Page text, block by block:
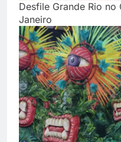
Desfile Grande Rio
Janeiro